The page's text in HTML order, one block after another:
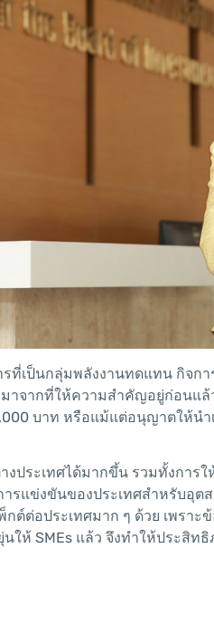
รที่เป็นกลุ่มพลังงานทดแทน กิจ
าจากที่ให้ความสำคัญอยู่ก่อนแ
บาท หรือแม้แต่อนุญาตให้น
ประเทศได้มากขึ้น รวมทั้งการ
รแข่งขันของประเทศสำหรับอุต
อประเทศมาก ๆ ด้วย เพราะ
ให้ SMEs แล้ว จึงทำให้ประสิ